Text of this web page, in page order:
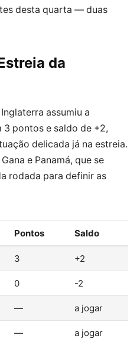
desta quarta — duas
da
assumiu a
3 pontos e saldo de +2,
delicada já na estreia.
e Panamá, que se
rodada para definir as
Pontos Saldo
3 +2
0 -2
— a jogar
— a jogar